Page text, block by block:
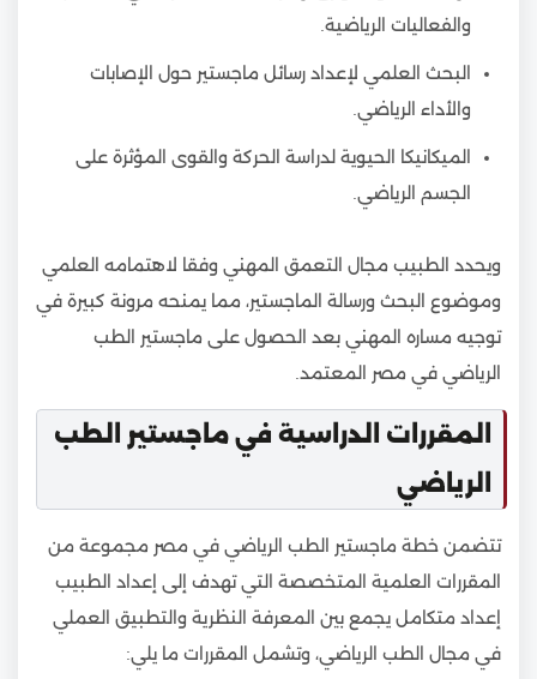
والفعاليات الرياضية.
البحث العلمي لإعداد رسائل ماجستير حول الإصابات
والأداء الرياضي.
الميكانيكا الحيوية لدراسة الحركة والقوى المؤثرة على
الجسم الرياضي.
ويحدد الطبيب مجال التعمق المهني وفقا لاهتمامه العلمي
وموضوع البحث ورسالة الماجستير، مما يمنحه مرونة كبيرة في
توجيه مساره المهني بعد الحصول على ماجستير الطب
الرياضي في مصر المعتمد.
المقررات الدراسية في ماجستير الطب
الرياضي
تتضمن خطة ماجستير الطب الرياضي في مصر مجموعة من
المقررات العلمية المتخصصة التي تهدف إلى إعداد الطبيب
إعداد متكامل يجمع بين المعرفة النظرية والتطبيق العملي
في مجال الطب الرياضي، وتشمل المقررات ما يلي: